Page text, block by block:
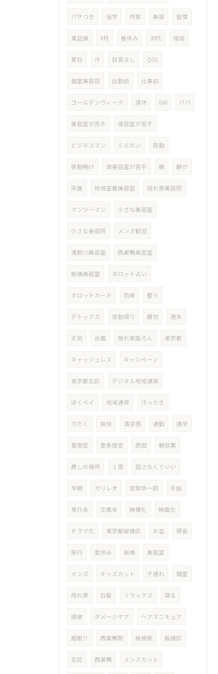
パサつき 活字 作家 美容 習慣
東証線 4月 春休み 30代 理容
夏日 汗 目覚まし QOL
個室美容院 出勤前 仕事前
ゴールデンウィーク 連休 GW パパ
美容室が苦手 理容室が苦手
ビジネスマン ミルボン 夜勤
夜勤明け 理美容室が苦手 朝 静か
床屋 地域密着美容室 隠れ家美容院
マンツーマン 小さな美容室
小さな美容院 メンズ歓迎
滝野川美容室 西巣鴨美容室
板橋美容室 タロット占い
タロットカード 効果 整う
デトックス 夜勤帰り 疲労 週末
天気 台風 隠れ家座ろん 東京都
キャッシュレス キャンペーン
東京都北区 デジタル地域通貨
ほくペイ 地域通貨 汗っかき
汗だく 爽快 清涼感 通勤 通学
夏限定 夏季限定 原因 朝営業
癒しの場所 １席 話さなくていい
早朝 ガリレオ 加賀恭一郎 手紙
単行本 文庫本 映像化 映画化
ドラマ化 東京都板橋区 お盆 帰省
旅行 夏休み 板橋 美容室
メンズ キッズカット 子連れ 個室
隠れ家 白髪 リラックス 寝る
頭皮 ダメージケア ヘアマニキュア
居眠り 西巣鴨駅 板橋駅 板橋区
北区 西巣鴨 メンズカット